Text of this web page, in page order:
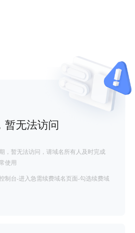
暂无法访问
，暂无法访问，请域名所有人及时完成
使用
制台-进入急需续费域名页面-勾选续费域